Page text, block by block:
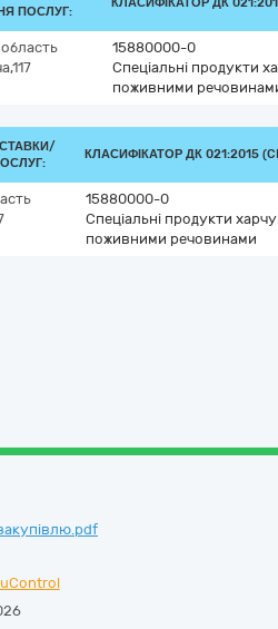
ПОСЛУГ:
15880000-0
Спеціальні продукти
поживними
КЛАСИФІКАТОР ДК 021:2015
15880000-0
Спеціальні продукти
поживними речовинами